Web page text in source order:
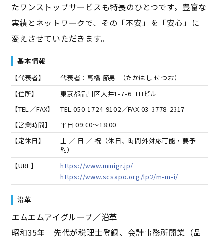
たワンストップサービスも特長のひとつです。豊富な
実績とネットワークで、その「不安」を「安心」に
変えさせていただきます。
基本情報
【代表者】 代表者：高橋 節男 （たかはし せつお）
【住所】
東京都品川区大井1-7-6 THビル
【TEL／FAX】
TEL.050-1724-9102／FAX.03-3778-2317
【営業時間】
平日 09:00～18:00
【定休日】
土 ／ 日 ／ 祝（休日、時間外対応可能・要予
約）
【URL】
https://www.mmigr.jp/
https://www.sosapo.org/lp2/m-m-i/
沿革
――エムエムアイグループ／沿革――
昭和35年 先代が税理士登録、会計事務所開業（品